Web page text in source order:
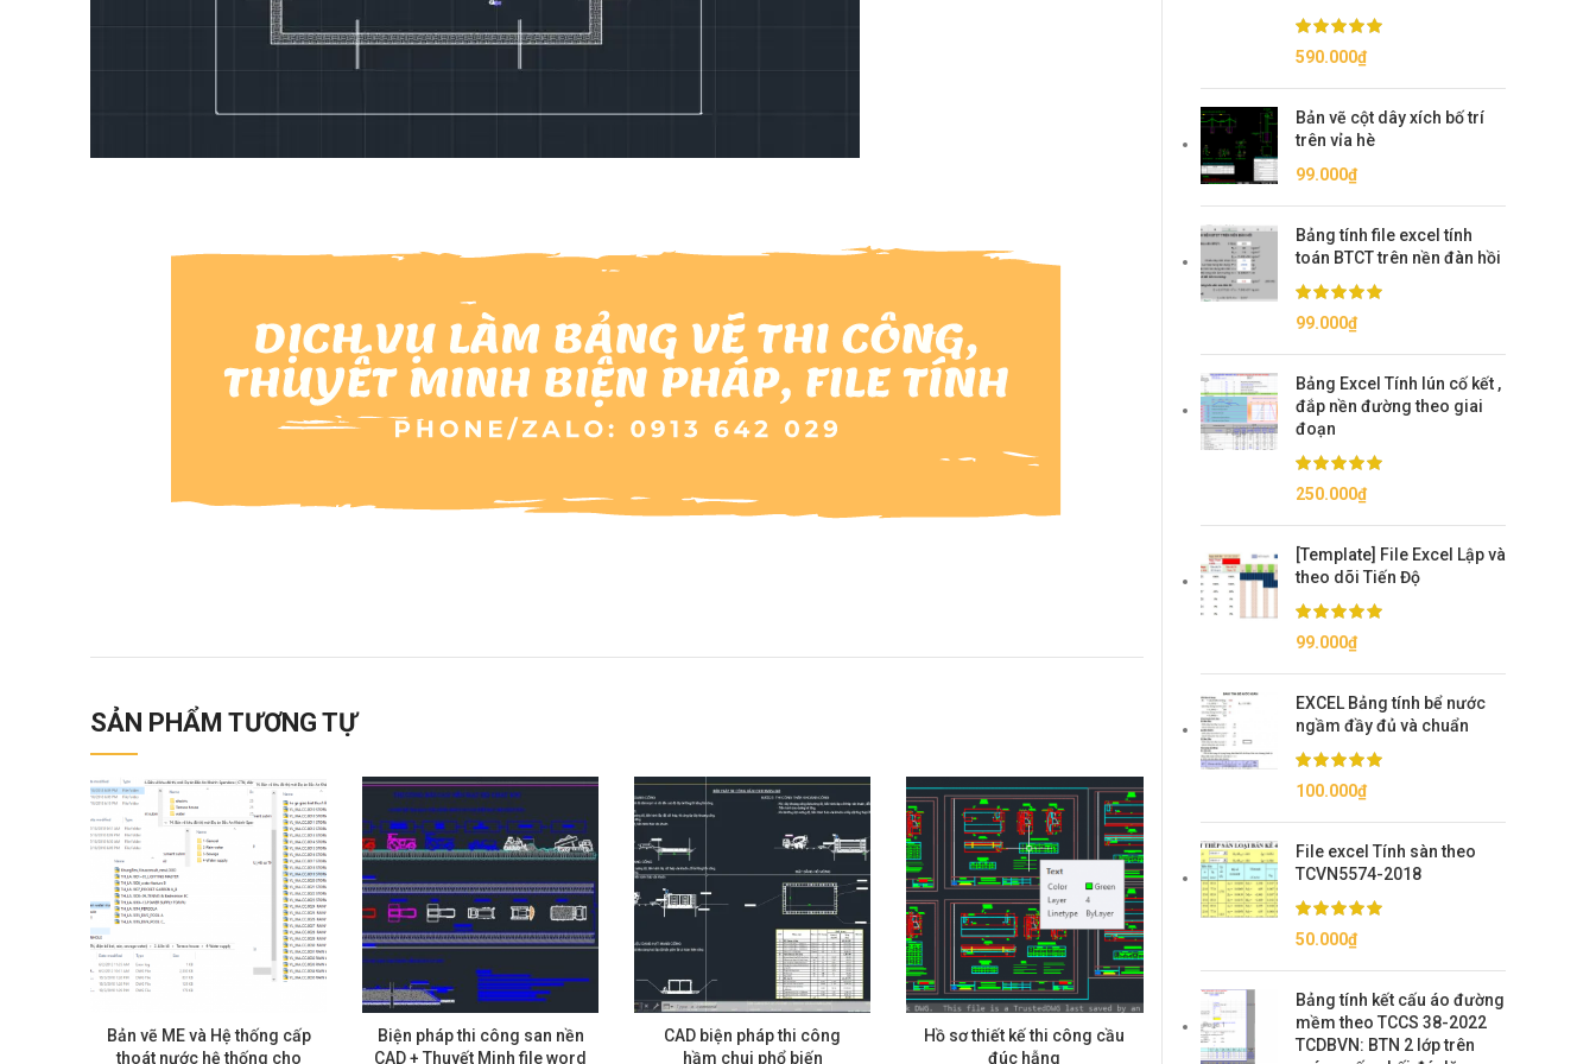
SẢN PHẨM TƯƠNG TỰ
Bản vẽ ME và Hệ thống cấp
thoát nước hệ thống cho
Biện pháp thi công san nền
CAD + Thuyết Minh file word
CAD biện pháp thi công
hầm chui phổ biến
Hồ sơ thiết kế thi công cầu
đúc hẫng
590.000₫
Bản vẽ cột dây xích bố trí
trên vỉa hè
99.000₫
Bảng tính file excel tính
toán BTCT trên nền đàn hồi
99.000₫
Bảng Excel Tính lún cố kết ,
đắp nền đường theo giai
đoạn
250.000₫
[Template] File Excel Lập và
theo dõi Tiến Độ
99.000₫
EXCEL Bảng tính bể nước
ngầm đầy đủ và chuẩn
100.000₫
File excel Tính sàn theo
TCVN5574-2018
50.000₫
Bảng tính kết cấu áo đường
mềm theo TCCS 38-2022
TCDBVN: BTN 2 lớp trên